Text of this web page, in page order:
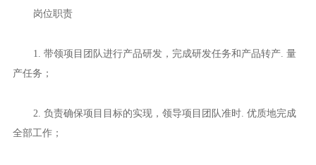
岗位职责
1. 带领项目团队进行产品研发，完成研发任务和产品转产. 量
产任务；
2. 负责确保项目目标的实现，领导项目团队准时. 优质地完成
全部工作；